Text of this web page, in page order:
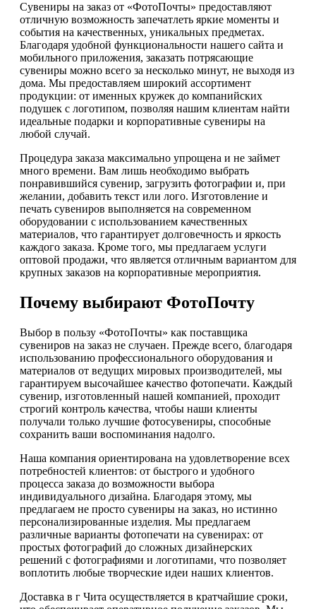
Сувениры на заказ от «ФотоПочты» предоставляют
отличную возможность запечатлеть яркие моменты и
события на качественных, уникальных предметах.
Благодаря удобной функциональности нашего сайта и
мобильного приложения, заказать потрясающие
сувениры можно всего за несколько минут, не выходя из
дома. Мы предоставляем широкий ассортимент
продукции: от именных кружек до компанийских
подушек с логотипом, позволяя нашим клиентам найти
идеальные подарки и корпоративные сувениры на
любой случай.
Процедура заказа максимально упрощена и не займет
много времени. Вам лишь необходимо выбрать
понравившийся сувенир, загрузить фотографии и, при
желании, добавить текст или лого. Изготовление и
печать сувениров выполняется на современном
оборудовании с использованием качественных
материалов, что гарантирует долговечность и яркость
каждого заказа. Кроме того, мы предлагаем услуги
оптовой продажи, что является отличным вариантом для
крупных заказов на корпоративные мероприятия.
Почему выбирают ФотоПочту
Выбор в пользу «ФотоПочты» как поставщика
сувениров на заказ не случаен. Прежде всего, благодаря
использованию профессионального оборудования и
материалов от ведущих мировых производителей, мы
гарантируем высочайшее качество фотопечати. Каждый
сувенир, изготовленный нашей компанией, проходит
строгий контроль качества, чтобы наши клиенты
получали только лучшие фотосувениры, способные
сохранить ваши воспоминания надолго.
Наша компания ориентирована на удовлетворение всех
потребностей клиентов: от быстрого и удобного
процесса заказа до возможности выбора
индивидуального дизайна. Благодаря этому, мы
предлагаем не просто сувениры на заказ, но истинно
персонализированные изделия. Мы предлагаем
различные варианты фотопечати на сувенирах: от
простых фотографий до сложных дизайнерских
решений с фотографиями и логотипами, что позволяет
воплотить любые творческие идеи наших клиентов.
Доставка в г Чита осуществляется в кратчайшие сроки,